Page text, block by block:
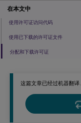
这篇文章已经过机器翻译.
在本文中
使用许可证访问代码
使用已下载的许可证文件
分配和下载许可证